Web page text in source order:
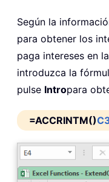
Según la
para obtener los
paga intereses en
introduzca la
pulse Intropara
=ACCRINTM()